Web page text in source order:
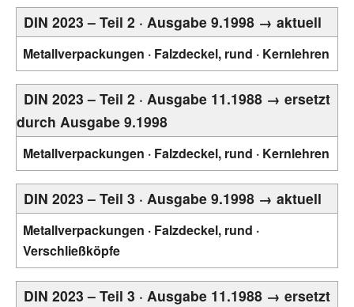
DIN 2023 – Teil 2 · Ausgabe 9.1998 → aktuell
Metallverpackungen · Falzdeckel, rund · Kernlehren
DIN 2023 – Teil 2 · Ausgabe 11.1988 → ersetzt
durch Ausgabe 9.1998
Metallverpackungen · Falzdeckel, rund · Kernlehren
DIN 2023 – Teil 3 · Ausgabe 9.1998 → aktuell
Metallverpackungen · Falzdeckel, rund ·
Verschließköpfe
DIN 2023 – Teil 3 · Ausgabe 11.1988 → ersetzt